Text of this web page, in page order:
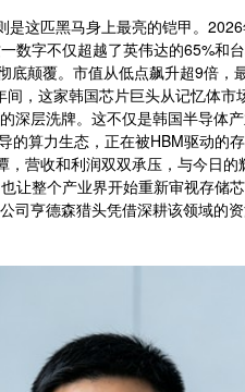
这匹黑马身上最亮的铠甲。
字不仅超越了英伟达的65%和
颠覆。市值从低点飙升超9倍，
，这家韩国芯片巨头从记忆体市
深层洗牌。这不仅是韩国半导体
算力生态，正在被HBM驱动的
营收和利润双双承压，与今日的
让整个产业界开始重新审视存储
司亨德森猎头凭借深耕该领域的